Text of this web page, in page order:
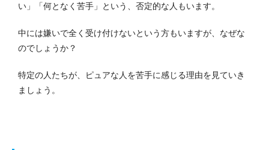
い」「何となく苦手」という、否定的な人もいます。
中には嫌いで全く受け付けないという方もいますが、なぜな
のでしょうか？
特定の人たちが、ピュアな人を苦手に感じる理由を見ていき
ましょう。